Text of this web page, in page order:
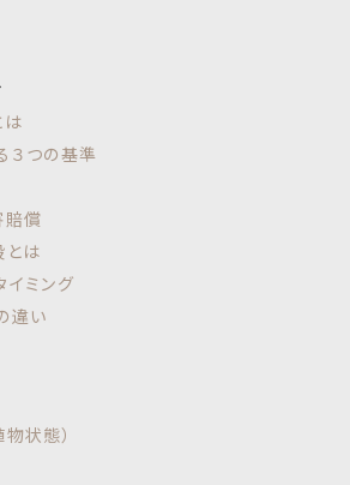
は
３つの基準
賠償
とは
ミング
違い
状態）